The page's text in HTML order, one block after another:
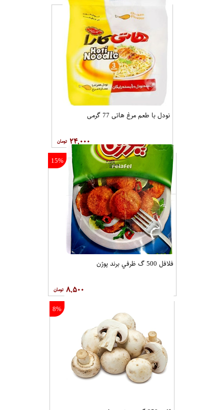
نودل با طعم مرغ هاتی 77 گرمی
۲۴,۰۰۰
15%
فلافل 500 گ ظرفي برند پوژن
۸,۵۰۰
8%